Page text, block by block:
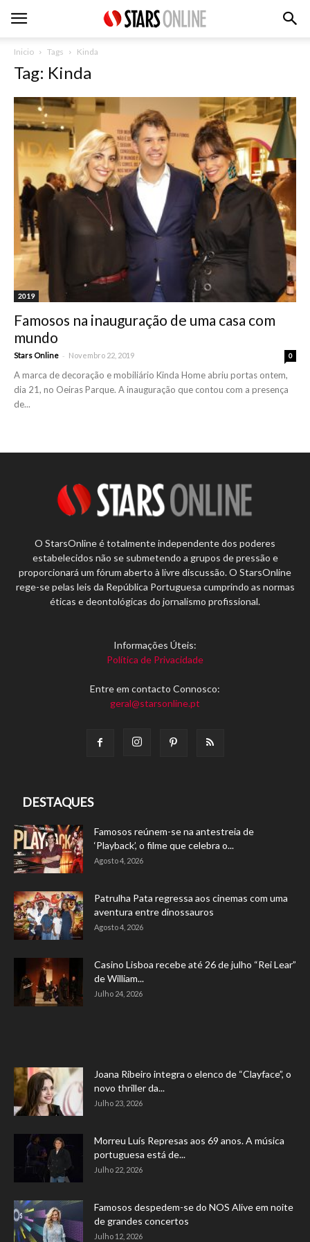
Inicio Tags Kinda
Tag: Kinda
2019
Famosos na inauguração de uma casa com
mundo
Stars Online - Novembro 22, 2019 0
A marca de decoração e mobiliário Kinda Home abriu portas ontem,
dia 21, no Oeiras Parque. A inauguração que contou com a presença
de...
O StarsOnline é totalmente independente dos poderes
estabelecidos não se submetendo a grupos de pressão e
proporcionará um fórum aberto à livre discussão. O StarsOnline
rege-se pelas leis da República Portuguesa cumprindo as normas
éticas e deontológicas do jornalismo profissional.
Informações Úteis:
Política de Privacidade
Entre em contacto Connosco:
geral@starsonline.pt
DESTAQUES
Famosos reúnem-se na antestreia de
‘Playback’, o filme que celebra o...
Agosto 4, 2026
Patrulha Pata regressa aos cinemas com uma
aventura entre dinossauros
Agosto 4, 2026
Casino Lisboa recebe até 26 de julho “Rei Lear”
de William...
Julho 24, 2026
Joana Ribeiro integra o elenco de “Clayface”, o
novo thriller da...
Julho 23, 2026
Morreu Luís Represas aos 69 anos. A música
portuguesa está de...
Julho 22, 2026
Famosos despedem-se do NOS Alive em noite
de grandes concertos
Julho 12, 2026